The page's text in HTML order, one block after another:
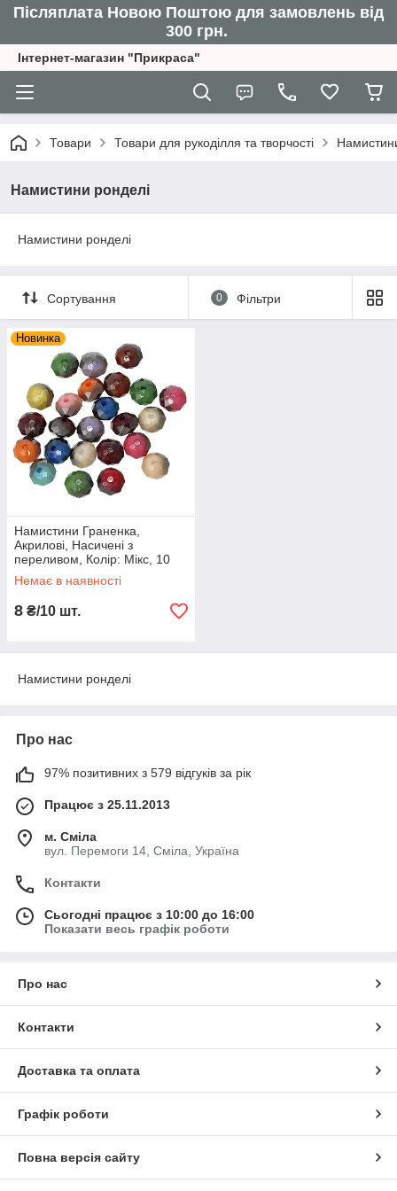
Післяплата Новою Поштою для замовлень від
300 грн.
Інтернет-магазин "Прикраса"
Товари Товари для рукоділля та творчості
Намистини ронделі
Намистини ронделі
Сортування 0 Фільтри
Новинка
Намистини Граненка,
Акрилові, Насичені з
переливом, Колір: Мікс, 10
мм, Отвір: 2 мм
Немає в наявності
8 ₴/10 шт.
Намистини ронделі
Про нас
97% позитивних з 579 відгуків за рік
Працює з 25.11.2013
м. Сміла
вул. Перемоги 14, Сміла, Україна
Контакти
Сьогодні працює з 10:00 до 16:00
Показати весь графік роботи
Про нас
Контакти
Доставка та оплата
Графік роботи
Повна версія сайту